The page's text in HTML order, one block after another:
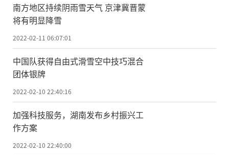
南方地区持续阴雨雪天气 京津冀晋蒙
将有明显降雪
2022-02-11 06:07:01
中国队获得自由式滑雪空中技巧混合
团体银牌
2022-02-10 22:40:16
加强科技服务，湖南发布乡村振兴工
作方案
2022-02-10 22:40:00